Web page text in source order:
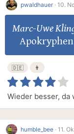
pwaldhauer · 10.
Marc-Uwe
Apokryphen
🇩🇪 👨
Wieder besser, da
humble_bee · 11.